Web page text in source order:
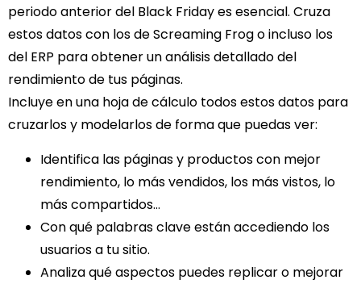
periodo anterior del Black Friday es esencial. Cruza
estos datos con los de Screaming Frog o incluso los
del ERP para obtener un análisis detallado del
rendimiento de tus páginas.
Incluye en una hoja de cálculo todos estos datos para
cruzarlos y modelarlos de forma que puedas ver:
Identifica las páginas y productos con mejor
rendimiento, lo más vendidos, los más vistos, lo
más compartidos…
Con qué palabras clave están accediendo los
usuarios a tu sitio.
Analiza qué aspectos puedes replicar o mejorar